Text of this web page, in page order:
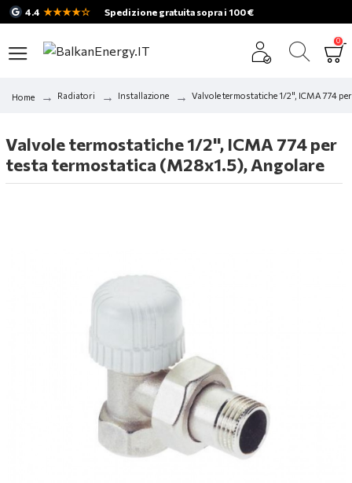
4.4 ★★★★☆ Spedizione gratuita sopra i 100 €
0
Home Radiatori Installazione Valvole termostatiche 1/2", ICMA 774
Valvole termostatiche 1/2", ICMA 774 per
testa termostatica (M28x1.5), Angolare